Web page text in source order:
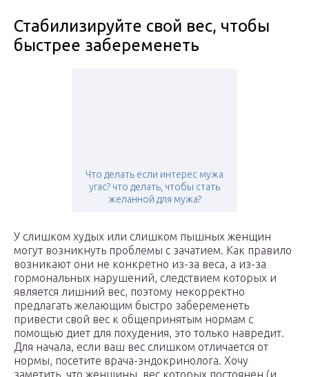
Стабилизируйте свой вес, чтобы
быстрее забеременеть
Что делать если интерес мужа
угас? что делать, чтобы стать
желанной для мужа?
У слишком худых или слишком пышных женщин
могут возникнуть проблемы с зачатием. Как правило
возникают они не конкретно из-за веса, а из-за
гормональных нарушений, следствием которых и
является лишний вес, поэтому некорректно
предлагать желающим быстро забеременеть
привести свой вес к общепринятым нормам с
помощью диет для похудения, это только навредит.
Для начала, если ваш вес слишком отличается от
нормы, посетите врача-эндокринолога. Хочу
заметить, что женщины, вес которых постоянен (и